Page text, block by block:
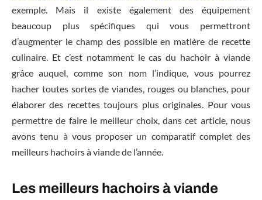
exemple. Mais il existe également des équipement
beaucoup plus spécifiques qui vous permettront
d’augmenter le champ des possible en matière de recette
culinaire. Et c’est notamment le cas du hachoir à viande
grâce auquel, comme son nom l’indique, vous pourrez
hacher toutes sortes de viandes, rouges ou blanches, pour
élaborer des recettes toujours plus originales. Pour vous
permettre de faire le meilleur choix, dans cet article, nous
avons tenu à vous proposer un comparatif complet des
meilleurs hachoirs à viande de l’année.
Les meilleurs hachoirs à viande